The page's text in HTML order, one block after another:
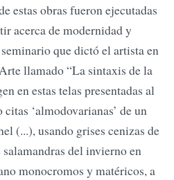
estas obras fueron ejecutadas
acerca de modernidad y
que dictó el artista en
llamado “La sintaxis de la
en estas telas presentadas al
‘almodovarianas’ de un
(...), usando grises cenizas de
del invierno en
monocromos y matéricos, a